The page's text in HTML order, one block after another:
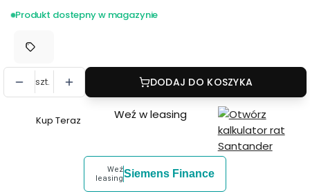
Produkt dostepny w magazynie
szt. DODAJ DO KOSZYKA
Szybki
Kup Teraz Weź w leasing
Weź
leasingSiemens Finance